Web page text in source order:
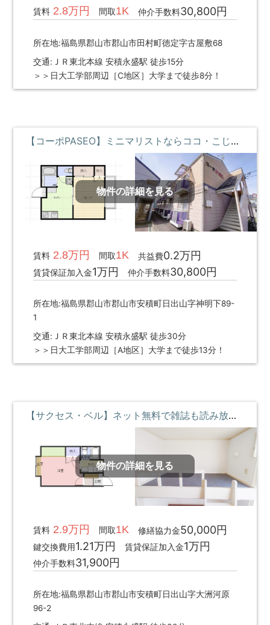
賃料2.8万円 間取1K 仲介手数料30,800円
所在地:福島県郡山市郡山市田村町徳定字古屋敷68
交通:ＪＲ東北本線 安積永盛駅 徒歩15分
＞＞日大工学部周辺［C地区］大学まで徒歩8分！
【コーポPASEO】ミニマリストならココ・こじんまりと暮らしたい・コンビニ近くて便利 **即入居募集中**
物件の詳細を見る
賃料2.8万円 間取1K 共益費0.2万円
賃貸保証加入金1万円 仲介手数料30,800円
所在地:福島県郡山市郡山市安積町日出山字神明下89-
1
交通:ＪＲ東北本線 安積永盛駅 徒歩30分
＞＞日大工学部周辺［A地区］大学まで徒歩13分！
【サクセス・ベル】ネット無料で雑誌も読み放題♪ロフトベッド付 ②階 **即入居募集中**
物件の詳細を見る
賃料2.9万円 間取1K 修繕協力金50,000円
鍵交換費用1.21万円 賃貸保証加入金1万円
仲介手数料31,900円
所在地:福島県郡山市郡山市安積町日出山字大洲河原
96-2